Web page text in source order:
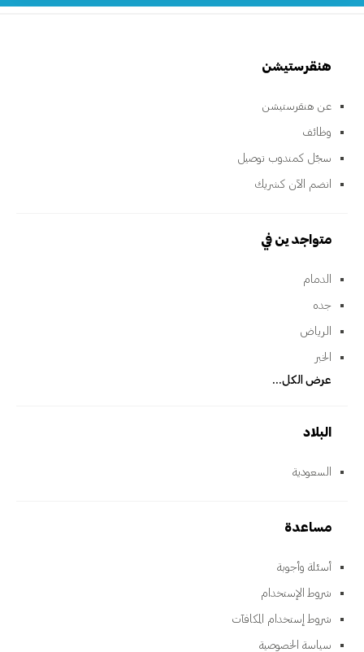
هنقرستيشن
عن هنقرستيشن
وظائف
سجّل كمندوب توصيل
انضم الآن كشريك
متواجدين في
الدمام
جده
الرياض
الخبر
عرض الكل...
البلاد
السعودية
مساعدة
أسئلة وأجوبة
شروط الإستخدام
شروط إستخدام المكافآت
سياسة الخصوصية